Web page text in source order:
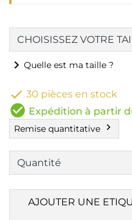
chevron_right Quelle est ma taille ?
 30 pièces en stock
check_circle Expédition à partir
Remise quantitative chevron_right
AJOUTER UNE